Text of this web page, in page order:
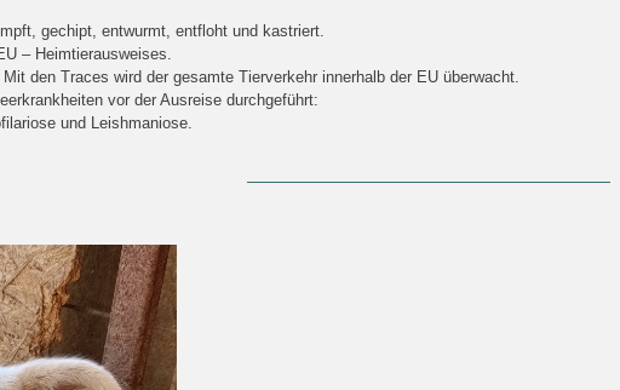
gechipt, entwurmt, entfloht und kastriert.
– Heimtierausweises.
den Traces wird der gesamte Tierverkehr innerhalb der EU überwacht.
vor der Ausreise durchgeführt:
und Leishmaniose.